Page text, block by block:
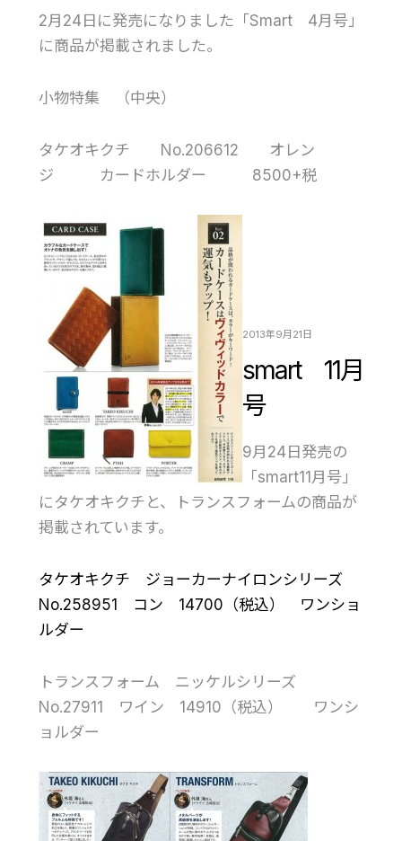
2月24日に発売になりました「Smart 4月号」
に商品が掲載されました。
小物特集 （中央）
タケオキクチ No.206612 オレン
ジ カードホルダー 8500+税
2013年9月21日
smart 11月
号
9月24日発売の
「smart11月号」
にタケオキクチと、トランスフォームの商品が
掲載されています。
タケオキクチ ジョーカーナイロンシリーズ
No.258951 コン 14700（税込） ワンショ
ルダー
トランスフォーム ニッケルシリーズ
No.27911 ワイン 14910（税込） ワンシ
ョルダー